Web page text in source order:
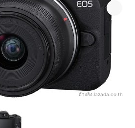
อ้างอิง:lazada.co.th